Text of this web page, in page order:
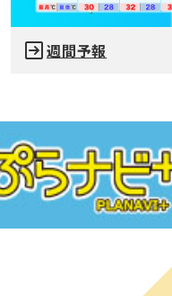
週間予報